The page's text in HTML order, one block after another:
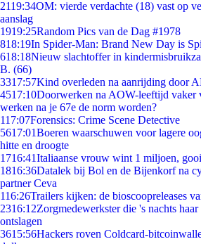
2119:34OM: vierde verdachte (18) vast op
aanslag
1919:25Random Pics van de Dag #1978
818:19In Spider-Man: Brand New Day is
618:18Nieuw slachtoffer in
B. (66)
3317:57Kind overleden na aanrijding door
4517:10Doorwerken na AOW-leeftijd vaker
werken na je 67e de norm worden?
117:07Forensics: Crime Scene Detective
5617:01Boeren waarschuwen voor lagere
hitte en droogte
1716:41Italiaanse vrouw wint 1 miljoen,
1816:36Datalek bij Bol en de Bijenkorf na
partner Ceva
116:26Trailers kijken: de bioscoopreleases
2316:12Zorgmedewerkster die 's nachts
ontslagen
3615:56Hackers roven Coldcard-